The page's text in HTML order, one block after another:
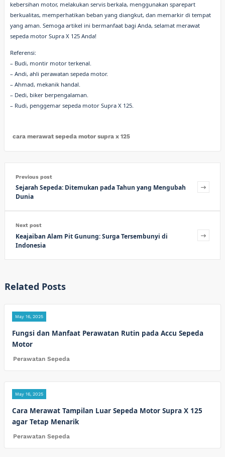
kebersihan motor, melakukan servis berkala, menggunakan sparepart
berkualitas, memperhatikan beban yang diangkut, dan memarkir di tempat
yang aman. Semoga artikel ini bermanfaat bagi Anda, selamat merawat
sepeda motor Supra X 125 Anda!
Referensi:
– Budi, montir motor terkenal.
– Andi, ahli perawatan sepeda motor.
– Ahmad, mekanik handal.
– Dedi, biker berpengalaman.
– Rudi, penggemar sepeda motor Supra X 125.
cara merawat sepeda motor supra x 125
Previous post
Sejarah Sepeda: Ditemukan pada Tahun yang Mengubah
Dunia
Next post
Keajaiban Alam Pit Gunung: Surga Tersembunyi di
Indonesia
Related Posts
May 16, 2025
Fungsi dan Manfaat Perawatan Rutin pada Accu Sepeda
Motor
Perawatan Sepeda
May 16, 2025
Cara Merawat Tampilan Luar Sepeda Motor Supra X 125
agar Tetap Menarik
Perawatan Sepeda